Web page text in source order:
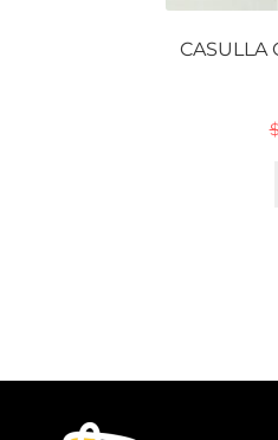
CASULLA